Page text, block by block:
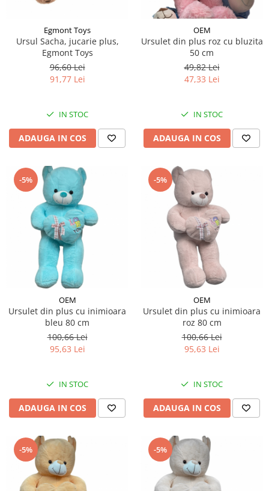
Egmont Toys
Ursul Sacha, jucarie plus,
Egmont Toys
96,60 Lei
91,77 Lei
IN STOC
ADAUGA IN COS
OEM
Ursulet din plus roz cu bluzita
50 cm
49,82 Lei
47,33 Lei
IN STOC
ADAUGA IN COS
-5%
OEM
Ursulet din plus cu inimioara
bleu 80 cm
100,66 Lei
95,63 Lei
IN STOC
ADAUGA IN COS
-5%
OEM
Ursulet din plus cu inimioara
roz 80 cm
100,66 Lei
95,63 Lei
IN STOC
ADAUGA IN COS
-5% -5%